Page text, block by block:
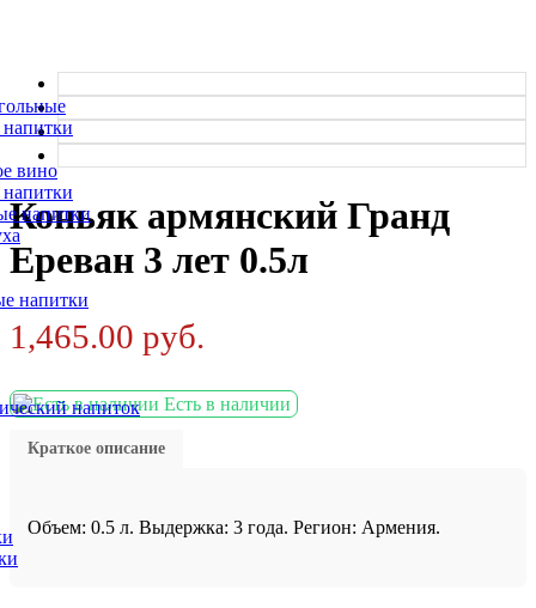
вино
напитки
напитки
напиток
Коньяк армянский Гранд
Ереван 3 лет 0.5л
1,465.00 руб.
Есть в наличии
Краткое описание
Объем: 0.5 л. Выдержка: 3 года. Регион: Армения.